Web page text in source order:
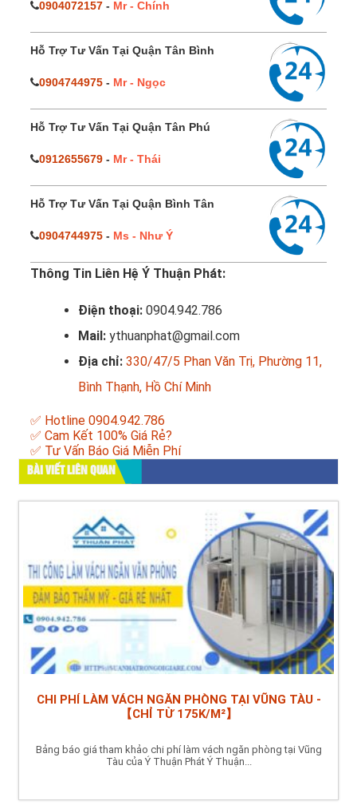
0904072157 - Mr - Chính
Hỗ Trợ Tư Vấn Tại Quận Tân Bình
0904744975 - Mr - Ngọc
Hỗ Trợ Tư Vấn Tại Quận Tân Phú
0912655679 - Mr - Thái
Hỗ Trợ Tư Vấn Tại Quận Bình Tân
0904744975 - Ms - Như Ý
Thông Tin Liên Hệ Ý Thuận Phát:
Điện thoại: 0904.942.786
Mail: ythuanphat@gmail.com
Địa chỉ: 330/47/5 Phan Văn Trị, Phường 11,
Bình Thạnh, Hồ Chí Minh
✅ Hotline 0904.942.786
✅ Cam Kết 100% Giá Rẻ?
✅ Tư Vấn Báo Giá Miễn Phí
BÀI VIẾT LIÊN QUAN
CHI PHÍ LÀM VÁCH NGĂN PHÒNG TẠI VŨNG TÀU -
【CHỈ TỪ 175K/M²】
Bảng báo giá tham khảo chi phí làm vách ngăn phòng tại Vũng
Tàu của Ý Thuận Phát Ý Thuận...